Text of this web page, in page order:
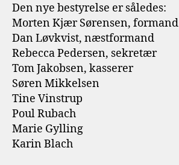
Den nye bestyrelse er således:
Morten Kjær Sørensen, formand
Dan Løvkvist, næstformand
Rebecca Pedersen, sekretær
Tom Jakobsen, kasserer
Søren Mikkelsen
Tine Vinstrup
Poul Rubach
Marie Gylling
Karin Blach